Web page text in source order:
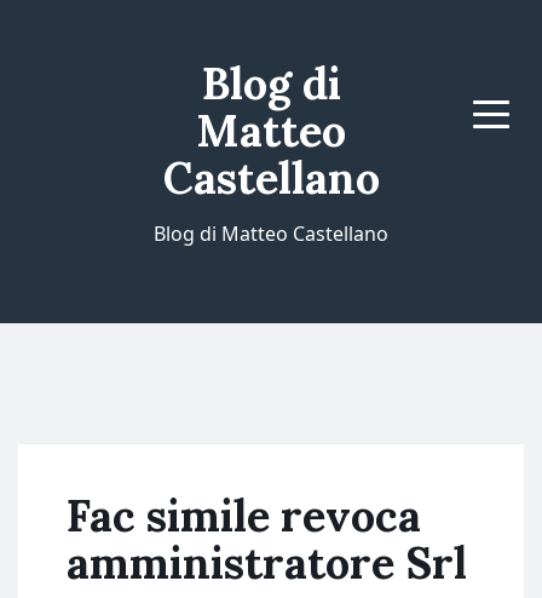
Blog di
Matteo
Castellano
Blog di Matteo Castellano
Menu
Fac simile revoca
amministratore Srl​